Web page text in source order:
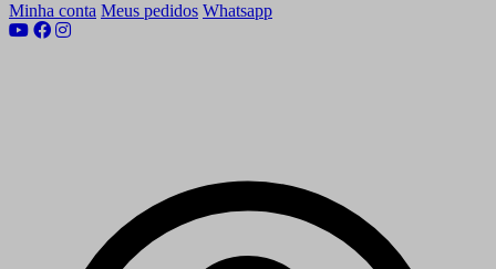
Minha conta Meus pedidos Whatsapp